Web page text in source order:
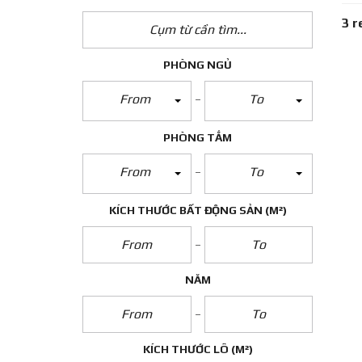
PHÒNG NGỦ
From To
PHÒNG TẮM
From To
KÍCH THƯỚC BẤT ĐỘNG SẢN (M²)
NĂM
KÍCH THƯỚC LÔ (M²)
3